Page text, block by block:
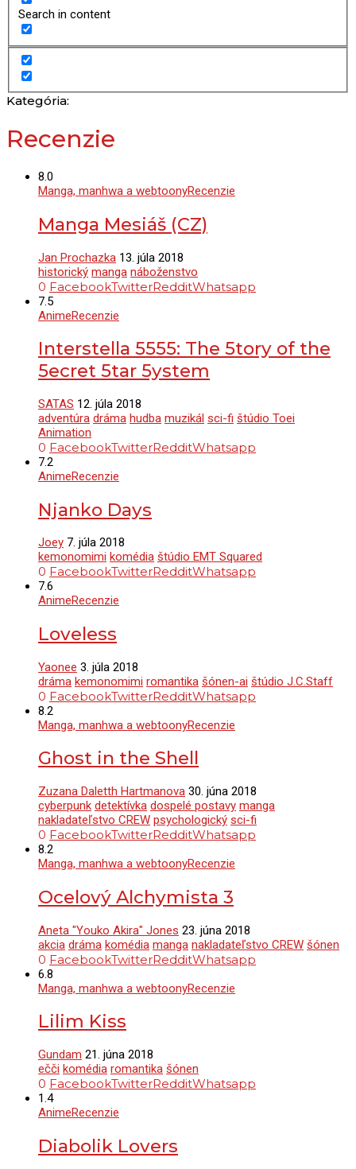
Search in content
Kategória:
Recenzie
8.0
Manga, manhwa a webtoonyRecenzie
Manga Mesiáš (CZ)
Jan Prochazka 13. júla 2018
historický manga náboženstvo
0 FacebookTwitterRedditWhatsapp
7.5
AnimeRecenzie
Interstella 5555: The 5tory of the
5ecret 5tar 5ystem
SATAS 12. júla 2018
adventúra dráma hudba muzikál sci-fi štúdio Toei
Animation
0 FacebookTwitterRedditWhatsapp
7.2
AnimeRecenzie
Njanko Days
Joey 7. júla 2018
kemonomimi komédia štúdio EMT Squared
0 FacebookTwitterRedditWhatsapp
7.6
AnimeRecenzie
Loveless
Yaonee 3. júla 2018
dráma kemonomimi romantika šónen-ai štúdio J.C.Staff
0 FacebookTwitterRedditWhatsapp
8.2
Manga, manhwa a webtoonyRecenzie
Ghost in the Shell
Zuzana Daletth Hartmanova 30. júna 2018
cyberpunk detektívka dospelé postavy manga
nakladateľstvo CREW psychologický sci-fi
0 FacebookTwitterRedditWhatsapp
8.2
Manga, manhwa a webtoonyRecenzie
Ocelový Alchymista 3
Aneta "Youko Akira" Jones 23. júna 2018
akcia dráma komédia manga nakladateľstvo CREW šónen
0 FacebookTwitterRedditWhatsapp
6.8
Manga, manhwa a webtoonyRecenzie
Lilim Kiss
Gundam 21. júna 2018
ečči komédia romantika šónen
0 FacebookTwitterRedditWhatsapp
1.4
AnimeRecenzie
Diabolik Lovers